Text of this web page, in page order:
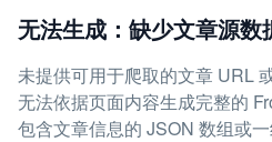
无法生成：缺少文章源数
未提供可用于爬取的文章 URL
无法依据页面内容生成完整的
包含文章信息的 JSON 数组或一